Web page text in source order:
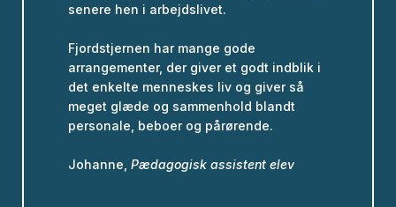
senere hen i arbejdslivet.
Fjordstjernen har mange gode
arrangementer, der giver et godt indblik i
det enkelte menneskes liv og giver så
meget glæde og sammenhold blandt
personale, beboer og pårørende.
Johanne, Pædagogisk assistent elev